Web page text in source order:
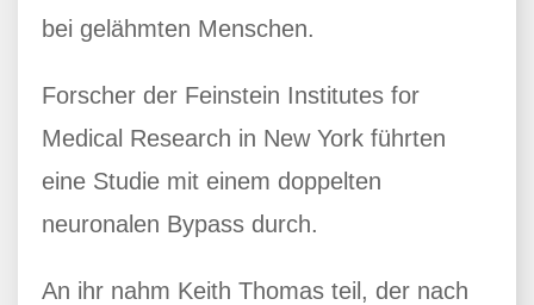
bei gelähmten Menschen.
Forscher der Feinstein Institutes for
Medical Research in New York führten
eine Studie mit einem doppelten
neuronalen Bypass durch.
An ihr nahm Keith Thomas teil, der nach